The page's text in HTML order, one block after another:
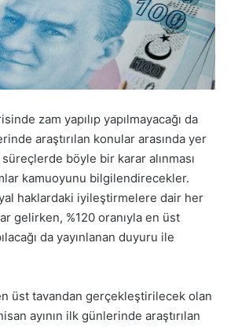
zam yapılıp yapılmayacağı da
araştırılan konular arasında yer
böyle bir karar alınması
kamuoyunu bilgilendirecekler.
haklardaki iyileştirmelere dair her
gelirken, %120 oranıyla en üst
da yayınlanan duyuru ile
üst tavandan gerçekleştirilecek olan
ayının ilk günlerinde araştırılan